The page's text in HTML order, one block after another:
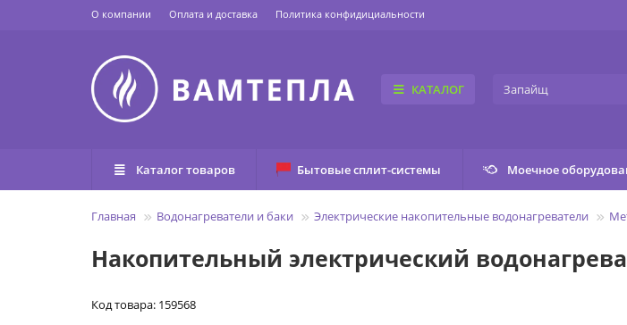
О компании Оплата и доставка Политика конфидициальности
КАТАЛОГ
Каталог товаров Бытовые сплит-системы Моечное
Главная Водонагреватели и баки Электрические накопительные водонагреватели
Накопительный электрический
Код товара: 159568